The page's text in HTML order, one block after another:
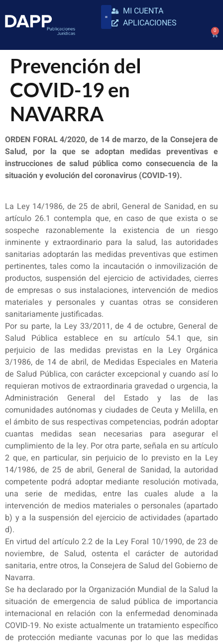
MI CUENTA
APLICACIONES
0
Prevención del
COVID-19 en
NAVARRA
ORDEN FORAL 4/2020, de 14 de marzo, de la Consejera de
Salud, por la que se adoptan medidas preventivas e
instrucciones de salud pública como consecuencia de la
situación y evolución del coronavirus (COVID-19).
La Ley 14/1986, de 25 de abril, General de Sanidad, en su
artículo 26.1 contempla que, en caso de que exista o se
sospeche razonablemente la existencia de un riesgo
inminente y extraordinario para la salud, las autoridades
sanitarias adoptarán las medidas preventivas que estimen
pertinentes, tales como la incautación o inmovilización de
productos, suspensión del ejercicio de actividades, cierres
de empresas o sus instalaciones, intervención de medios
materiales y personales y cuantas otras se consideren
sanitariamente justificadas.
Por su parte, la Ley 33/2011, de 4 de octubre, General de
Salud Pública establece en su artículo 54.1 que, sin
perjuicio de las medidas previstas en la Ley Orgánica
3/1986, de 14 de abril, de Medidas Especiales en Materia
de Salud Pública, con carácter excepcional y cuando así lo
requieran motivos de extraordinaria gravedad o urgencia, la
Administración General del Estado y las de las
comunidades autónomas y ciudades de Ceuta y Melilla, en
el ámbito de sus respectivas competencias, podrán adoptar
cuantas medidas sean necesarias para asegurar el
cumplimiento de la ley. Por otra parte, señala en su artículo
2 que, en particular, sin perjuicio de lo previsto en la Ley
14/1986, de 25 de abril, General de Sanidad, la autoridad
competente podrá adoptar mediante resolución motivada,
una serie de medidas, entre las cuales alude a la
intervención de medios materiales o personales (apartado
b) y a la suspensión del ejercicio de actividades (apartado
d).
En virtud del artículo 2.2 de la Ley Foral 10/1990, de 23 de
noviembre, de Salud, ostenta el carácter de autoridad
sanitaria, entre otros, la Consejera de Salud del Gobierno de
Navarra.
Se ha declarado por la Organización Mundial de la Salud la
situación de emergencia de salud pública de importancia
internacional en relación con la enfermedad denominada
COVID-19. No existe actualmente un tratamiento específico
de protección mediante vacunas por lo que las medidas